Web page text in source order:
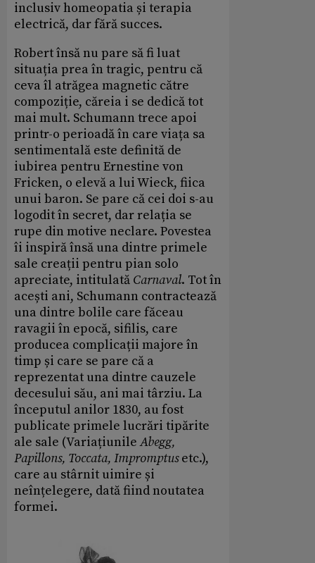
inclusiv homeopatia și terapia
electrică, dar fără succes.
Robert însă nu pare să fi luat
situația prea în tragic, pentru că
ceva îl atrăgea magnetic către
compoziție, căreia i se dedică tot
mai mult. Schumann trece apoi
printr-o perioadă în care viața sa
sentimentală este definită de
iubirea pentru Ernestine von
Fricken, o elevă a lui Wieck, fiica
unui baron. Se pare că cei doi s-au
logodit în secret, dar relația se
rupe din motive neclare. Povestea
îi inspiră însă una dintre primele
sale creații pentru pian solo
apreciate, intitulată Carnaval. Tot în
acești ani, Schumann contractează
una dintre bolile care făceau
ravagii în epocă, sifilis, care
producea complicații majore în
timp și care se pare că a
reprezentat una dintre cauzele
decesului său, ani mai târziu. La
începutul anilor 1830, au fost
publicate primele lucrări tipărite
ale sale (VariațiunileAbegg,
Papillons, Toccata, Impromptusetc.),
care au stârnit uimire și
neînțelegere, dată fiind noutatea
formei.